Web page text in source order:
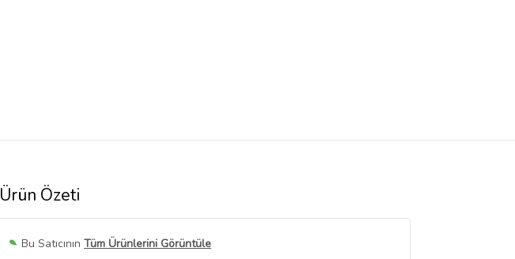
Ürün Özeti
Bu Satıcının Tüm Ürünlerini Görüntüle